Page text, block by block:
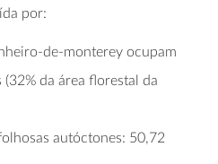
por:
de-monterey ocupam
da área florestal da
autóctones: 50,72